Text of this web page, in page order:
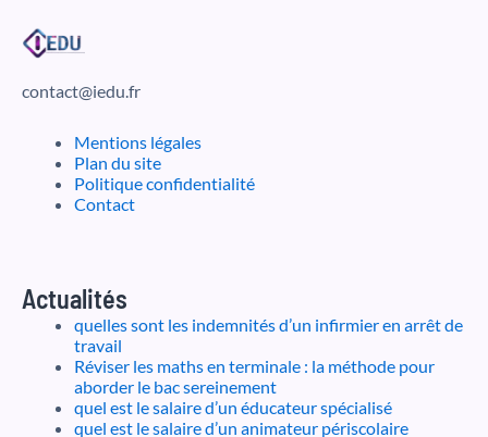
contact@iedu.fr
Mentions légales
Plan du site
Politique confidentialité
Contact
Actualités
quelles sont les indemnités d’un infirmier en arrêt de
travail
Réviser les maths en terminale : la méthode pour
aborder le bac sereinement
quel est le salaire d’un éducateur spécialisé
quel est le salaire d’un animateur périscolaire